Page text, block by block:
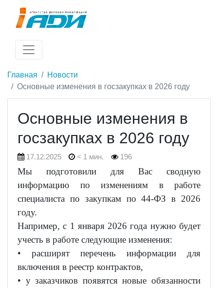
Главная
Новости
Основные изменения в госзакупках в 2026 году
Основные изменения в
госзакупках в 2026 году
17.12.2025 < 1 мин. 196
Мы подготовили для Вас сводную
информацию по изменениям в работе
специалиста по закупкам по 44-ФЗ в 2026
году.
Например, с 1 января 2026 года нужно будет
учесть в работе следующие изменения:
• расширят перечень информации для
включения в реестр контрактов,
• у заказчиков появятся новые обязанности